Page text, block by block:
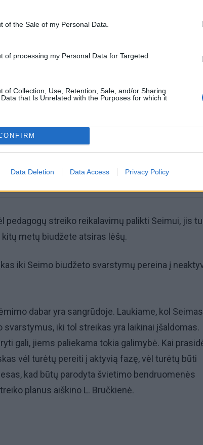
of the Sale of my Personal Data.
of processing my Personal Data for Targeted
of Collection, Use, Retention, Sale, and/or Sharing
that Is Unrelated with the Purposes for which it
Data Deletion Data Access Privacy Policy
pranašystė: numatė katastrofišką karo
kortų horoskopas rugpjūčio 7 dienai:
Dvyniams – pagreitis
pedagogų streiko reikalavimų palikti Seimui, jis
metų biudžete atsiras lėšų.
iki Seimo biudžeto svarstymų pereina į
dabar yra sangrūdoje. Laukiame, kol Seimas
svarstymus, iki tol streikas yra laikinai įšaldomas.
gali, jiems paliekama tokia galimybė. Kai
vėl turėtų pereiti į aktyvią fazę, vėl turėtų būti
kad būtų parodyta švietimo bendruomenės
planus aiškino L. Bručkienė.